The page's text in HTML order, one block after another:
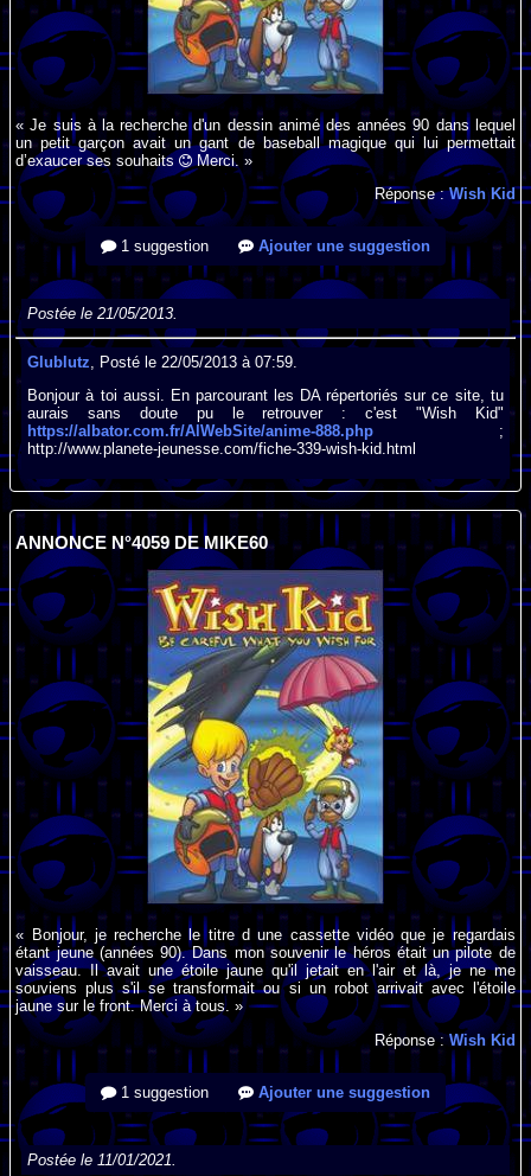
« Je suis à la recherche d'un dessin animé des années 90 dans lequel
un petit garçon avait un gant de baseball magique qui lui permettait
d’exaucer ses souhaits
Merci. »
Réponse :Wish Kid
1 suggestion Ajouter une suggestion
Postée le 21/05/2013.
Glublutz , Posté le 22/05/2013 à 07:59.
Bonjour à toi aussi. En parcourant les DA répertoriés sur ce site, tu
aurais sans doute pu le retrouver : c'est "Wish Kid"
https://albator.com.fr/AlWebSite/anime-888.php ;
http://www.planete-jeunesse.com/fiche-339-wish-kid.html
ANNONCE N°4059 DE MIKE60
« Bonjour, je recherche le titre d une cassette vidéo que je regardais
étant jeune (années 90). Dans mon souvenir le héros était un pilote de
vaisseau. Il avait une étoile jaune qu'il jetait en l'air et là, je ne me
souviens plus s'il se transformait ou si un robot arrivait avec l'étoile
jaune sur le front. Merci à tous. »
Réponse :Wish Kid
1 suggestion Ajouter une suggestion
Postée le 11/01/2021.